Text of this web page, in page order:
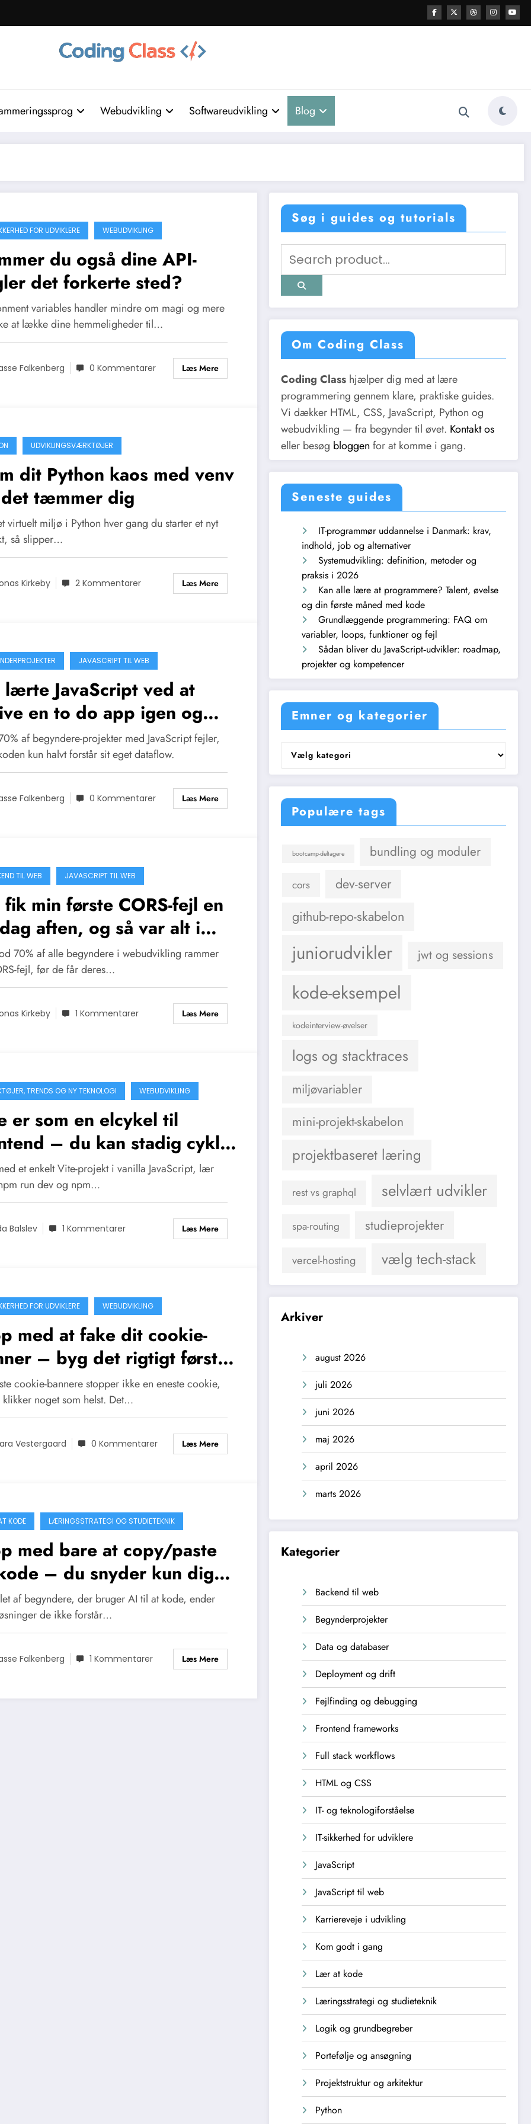
Webudvikling Softwareudvikling Blog
FOR UDVIKLERE WEBUDVIKLING
du også dine API-
det forkerte sted?
variables handler mindre om magi og mere
at lække dine hemmeligheder til…
Falkenberg 0 Kommentarer Læs Mere
UDVIKLINGSVÆRKTØJER
dit Python kaos med venv
tæmmer dig
virtuelt miljø i Python hver gang du starter et nyt
så slipper…
Kirkeby 2 Kommentarer Læs Mere
JAVASCRIPT TIL WEB
lærte JavaScript ved at
en to do app igen og
af begyndere-projekter med JavaScript fejler,
kun halvt forstår sit eget dataflow.
Falkenberg 0 Kommentarer Læs Mere
TIL WEB JAVASCRIPT TIL WEB
fik min første CORS-fejl en
aften, og så var alt i
70% af alle begyndere i webudvikling rammer
fejl, før de får deres…
Kirkeby 1 Kommentarer Læs Mere
TRENDS OG NY TEKNOLOGI WEBUDVIKLING
er som en elcykel til
– du kan stadig cykle
et enkelt Vite-projekt i vanilla JavaScript, lær
run dev og npm…
Balslev 1 Kommentarer Læs Mere
FOR UDVIKLERE WEBUDVIKLING
med at fake dit cookie-
– byg det rigtigt første
cookie-bannere stopper ikke en eneste cookie,
noget som helst. Det…
Vestergaard 0 Kommentarer Læs Mere
KODE LÆRINGSSTRATEGI OG STUDIETEKNIK
med bare at copy/paste
– du snyder kun dig
af begyndere, der bruger AI til at kode, ender
de ikke forstår…
Falkenberg 1 Kommentarer Læs Mere
Søg i guides og tutorials
Om Coding Class
Coding Class hjælper dig med at lære
programmering gennem klare, praktiske guides.
Vi dækker HTML, CSS, JavaScript, Python og
webudvikling — fra begynder til øvet. Kontakt os
eller besøg bloggen for at komme i gang.
Seneste guides
IT-programmør uddannelse i Danmark: krav,
indhold, job og alternativer
Systemudvikling: definition, metoder og
praksis i 2026
Kan alle lære at programmere? Talent, øvelse
og din første måned med kode
Grundlæggende programmering: FAQ om
variabler, loops, funktioner og fejl
Sådan bliver du JavaScript‑udvikler: roadmap,
projekter og kompetencer
Emner og kategorier
Emner
kategorier
Populære tags
bootcamp-deltagere bundling og moduler
cors
dev-server
github-repo-skabelon
juniorudvikler jwt og sessions
kode-eksempel
kodeinterview-øvelser
logs og stacktraces
miljøvariabler
mini-projekt-skabelon
projektbaseret læring
rest vs graphql selvlært udvikler
spa-routing studieprojekter
vercel-hosting vælg tech-stack
Arkiver
august 2026
juli 2026
juni 2026
maj 2026
april 2026
marts 2026
Kategorier
Backend til web
Begynderprojekter
Data og databaser
Deployment og drift
Fejlfinding og debugging
Frontend frameworks
Full stack workflows
HTML og CSS
IT- og teknologiforståelse
IT-sikkerhed for udviklere
JavaScript
JavaScript til web
Karriereveje i udvikling
Kom godt i gang
Lær at kode
Læringsstrategi og studieteknik
Logik og grundbegreber
Portefølje og ansøgning
Projektstruktur og arkitektur
Python